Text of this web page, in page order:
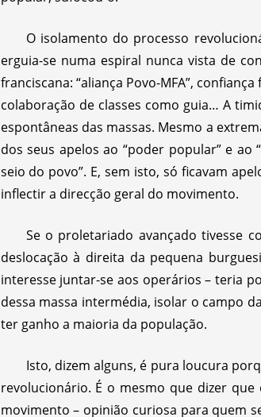
O isolamento do processo
erguia-se numa espiral nunca vista de
franciscana: “aliança Povo-MFA”,
colaboração de classes como guia… A
espontâneas das massas. Mesmo a
dos seus apelos ao “poder popular” e ao
seio do povo”. E, sem isto, só ficavam
inflectir a direcção geral do movimento.
Se o proletariado avançado tivesse
deslocação à direita da pequena
interesse juntar-se aos operários – teria
dessa massa intermédia, isolar o campo
ter ganho a maioria da população.
Isto, dizem alguns, é pura loucura
revolucionário. É o mesmo que dizer
movimento – opinião curiosa para quem